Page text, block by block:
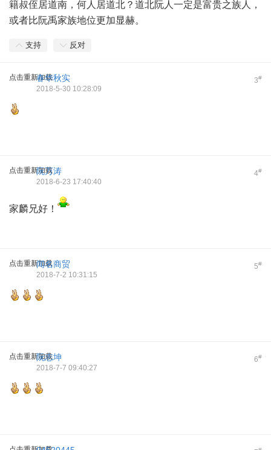
籍叔侄居道南，何人居道北？道北阮人一定是富贵之族人，
或者比阮禹家族地位更加显赫。
支持 反对
点击重新加载 3#
春华秋实
2018-5-30 10:28:09
点击重新加载 4#
阮万涛
2018-6-23 17:40:40
家麟兄好！
点击重新加载 5#
闻名商贸
2018-7-2 10:31:15
点击重新加载 6#
阮志坤
2018-7-7 09:40:27